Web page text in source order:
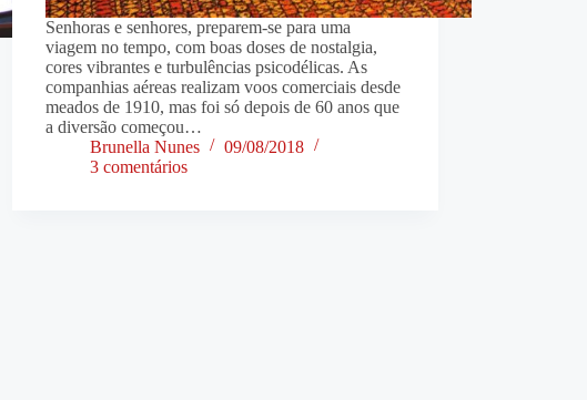
Senhoras e senhores, preparem-se para uma
viagem no tempo, com boas doses de nostalgia,
cores vibrantes e turbulências psicodélicas. As
companhias aéreas realizam voos comerciais desde
meados de 1910, mas foi só depois de 60 anos que
a diversão começou…
Brunella Nunes
09/08/2018
3 comentários